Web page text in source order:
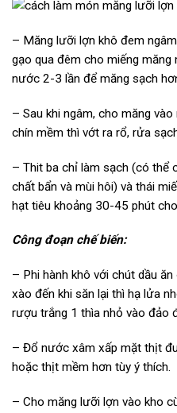
– Măng lưỡi lợn khô đem
gạo qua đêm cho miếng măng
nước 2-3 lần để măng sạch
– Sau khi ngâm, cho măng
chín mềm thì vớt ra rổ, rửa
– Thit ba chỉ làm sạch (có thể
chất bẩn và mùi hôi) và thái
hạt tiêu khoảng 30-45 phút
Công đoạn chế biến:
– Phi hành khô với chút dầu
xào đến khi săn lại thì hạ lửa
rượu trắng 1 thìa nhỏ vào đảo
– Đổ nước xâm xấp mặt thịt
hoặc thịt mềm hơn tùy ý thích.
– Cho măng lưỡi lợn vào kho